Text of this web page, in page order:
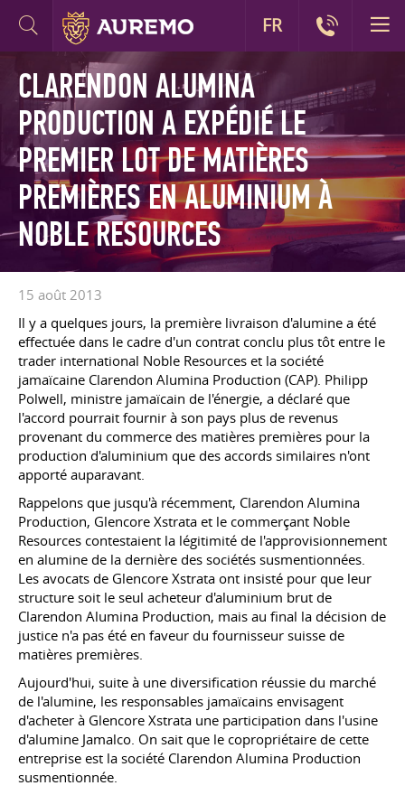
CLARENDON ALUMINA
PRODUCTION A EXPÉDIÉ LE
PREMIER LOT DE MATIÈRES
PREMIÈRES EN ALUMINIUM À
NOBLE RESOURCES
15 août 2013
Il y a quelques jours, la première livraison d'alumine a été
effectuée dans le cadre d'un contrat conclu plus tôt entre le
trader international Noble Resources et la société
jamaïcaine Clarendon Alumina Production (CAP). Philipp
Polwell, ministre jamaïcain de l'énergie, a déclaré que
l'accord pourrait fournir à son pays plus de revenus
provenant du commerce des matières premières pour la
production d'aluminium que des accords similaires n'ont
apporté auparavant.
Rappelons que jusqu'à récemment, Clarendon Alumina
Production, Glencore Xstrata et le commerçant Noble
Resources contestaient la légitimité de l'approvisionnement
en alumine de la dernière des sociétés susmentionnées.
Les avocats de Glencore Xstrata ont insisté pour que leur
structure soit le seul acheteur d'aluminium brut de
Clarendon Alumina Production, mais au final la décision de
justice n'a pas été en faveur du fournisseur suisse de
matières premières.
Aujourd'hui, suite à une diversification réussie du marché
de l'alumine, les responsables jamaïcains envisagent
d'acheter à Glencore Xstrata une participation dans l'usine
d'alumine Jamalco. On sait que le copropriétaire de cette
entreprise est la société Clarendon Alumina Production
susmentionnée.
FR